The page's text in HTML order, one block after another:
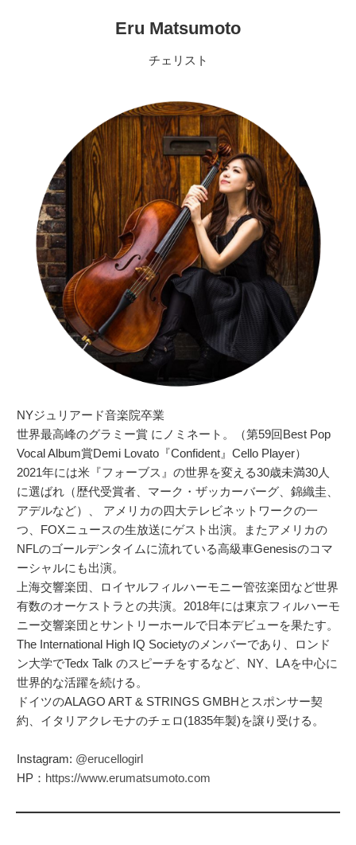
Eru Matsumoto
チェリスト
NYジュリアード音楽院卒業
世界最高峰のグラミー賞 にノミネート。（第59回Best Pop
Vocal Album賞Demi Lovato『Confident』Cello Player）
2021年には米『フォーブス』の世界を変える30歳未満30人
に選ばれ（歴代受賞者、マーク・ザッカーバーグ、錦織圭、
アデルなど）、 アメリカの四大テレビネットワークの一
つ、FOXニュースの生放送にゲスト出演。またアメリカの
NFLのゴールデンタイムに流れている高級車Genesisのコマ
ーシャルにも出演。
上海交響楽団、ロイヤルフィルハーモニー管弦楽団など世界
有数のオーケストラとの共演。2018年には東京フィルハーモ
ニー交響楽団とサントリーホールで日本デビューを果たす。
The International High IQ Societyのメンバーであり、ロンド
ン大学でTedx Talk のスピーチをするなど、NY、LAを中心に
世界的な活躍を続ける。
ドイツのALAGO ART & STRINGS GMBHとスポンサー契
約、イタリアクレモナのチェロ(1835年製)を譲り受ける。
Instagram: @erucellogirl
HP： https://www.erumatsumoto.com